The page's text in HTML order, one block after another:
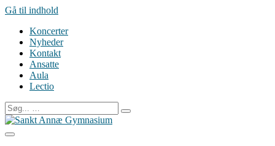
Gå til indhold
Koncerter
Nyheder
Kontakt
Ansatte
Aula
Lectio